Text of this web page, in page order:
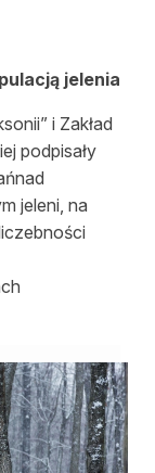
jelenia
i Zakład
podpisały
jeleni, na